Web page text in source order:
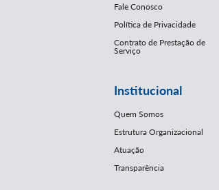
Fale Conosco
Política de Privacidade
Contrato de Prestação de
Serviço
Institucional
Quem Somos
Estrutura Organizacional
Atuação
Transparência